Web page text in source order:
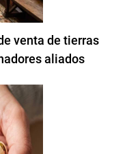
venta de tierras
aliados